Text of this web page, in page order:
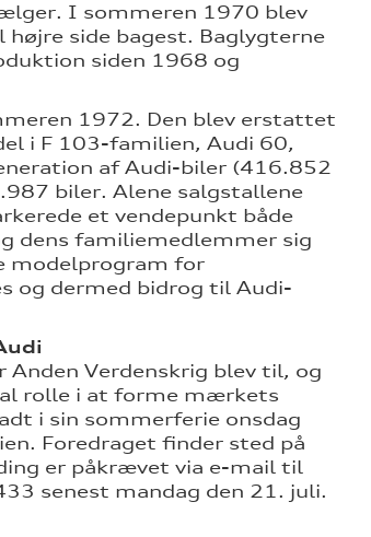
I sommeren 1970 blev
side bagest. Baglygterne
siden 1968 og
1972. Den blev erstattet
i F 103-familien, Audi 60,
af Audi-biler (416.852
biler. Alene salgstallene
et vendepunkt både
dens familiemedlemmer sig
modelprogram for
og dermed bidrog til Audi-
Verdenskrig blev til, og
rolle i at forme mærkets
i sin sommerferie onsdag
Foredraget finder sted på
er påkrævet via e-mail til
senest mandag den 21. juli.